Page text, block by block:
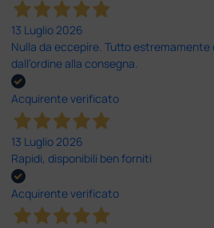
13 Luglio 2026
Nulla da eccepire. Tutto estremamente
dall’ordine alla consegna.
Acquirente verificato
13 Luglio 2026
Rapidi, disponibili ben forniti
Acquirente verificato